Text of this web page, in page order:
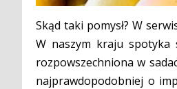
Skąd taki pomysł? W
W naszym kraju
rozpowszechniona w
najprawdopodobniej o